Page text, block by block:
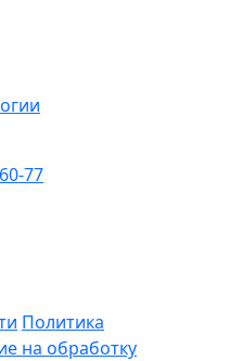
77
Политика
на обработку